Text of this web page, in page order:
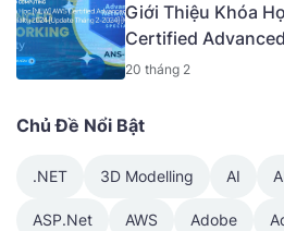
Giới Thiệu Khóa
Certified
2024 [Update
20 tháng 2
Chủ Đề Nổi Bật
.NET 3D Modelling AI
ASP.Net AWS Adobe